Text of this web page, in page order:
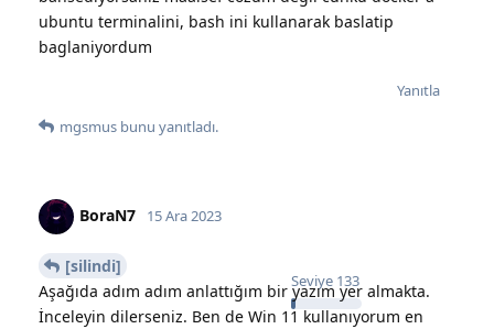
ubuntu terminalini, bash ini kullanarak baslatip
baglaniyordum
Yanıtla
mgsmus bunu yanıtladı.
BoraN7
Seviye 133
15 Ara 2023
[silindi]
Aşağıda adım adım anlattığım bir yazım yer almakta.
İnceleyin dilerseniz. Ben de Win 11 kullanıyorum en